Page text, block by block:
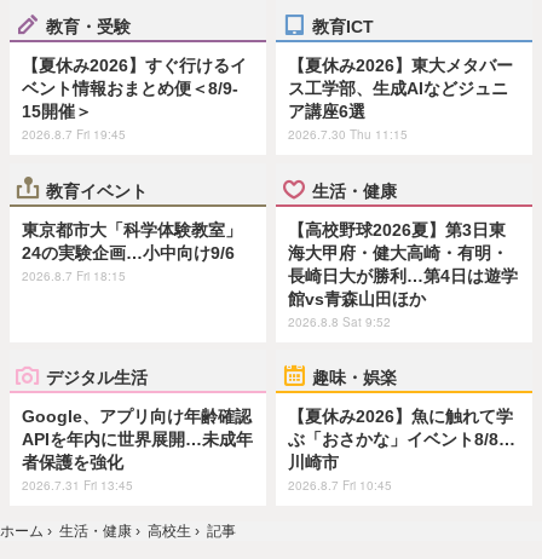
教育・受験
【夏休み2026】すぐ行けるイ
ベント情報おまとめ便＜8/9-
15開催＞
2026.8.7 Fri 19:45
教育ICT
【夏休み2026】東大メタバー
ス工学部、生成AIなどジュニ
ア講座6選
2026.7.30 Thu 11:15
教育イベント
東京都市大「科学体験教室」
24の実験企画…小中向け9/6
2026.8.7 Fri 18:15
生活・健康
【高校野球2026夏】第3日東
海大甲府・健大高崎・有明・
長崎日大が勝利…第4日は遊学
館vs青森山田ほか
2026.8.8 Sat 9:52
デジタル生活
Google、アプリ向け年齢確認
APIを年内に世界展開…未成年
者保護を強化
2026.7.31 Fri 13:45
趣味・娯楽
【夏休み2026】魚に触れて学
ぶ「おさかな」イベント8/8…
川崎市
2026.8.7 Fri 10:45
ホーム › 生活・健康 › 高校生 › 記事